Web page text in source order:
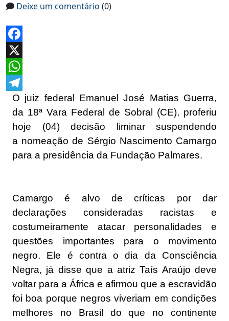
Deixe um comentário (0)
Facebook
X
WhatsApp
Telegram
O juiz federal Emanuel José Matias Guerra,
da 18ª Vara Federal de Sobral (CE), proferiu
hoje (04) decisão liminar suspendendo
a nomeação de Sérgio Nascimento Camargo
para a presidência da Fundação Palmares.
Camargo é alvo de críticas por dar
declarações consideradas racistas e
costumeiramente atacar personalidades e
questões importantes para o movimento
negro. Ele é contra o dia da Consciência
Negra, já disse que a atriz Taís Araújo deve
voltar para a África e afirmou que a escravidão
foi boa porque negros viveriam em condições
melhores no Brasil do que no continente